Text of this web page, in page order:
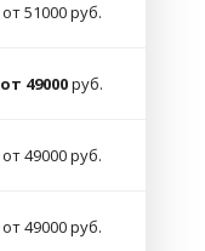
от 51000 руб.
от 49000руб.
от 49000 руб.
от 49000 руб.